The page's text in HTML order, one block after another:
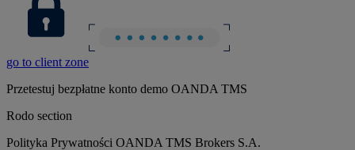
go to client zone
Przetestuj bezpłatne konto demo OANDA TMS
Rodo section
Polityka Prywatności OANDA TMS Brokers S.A.